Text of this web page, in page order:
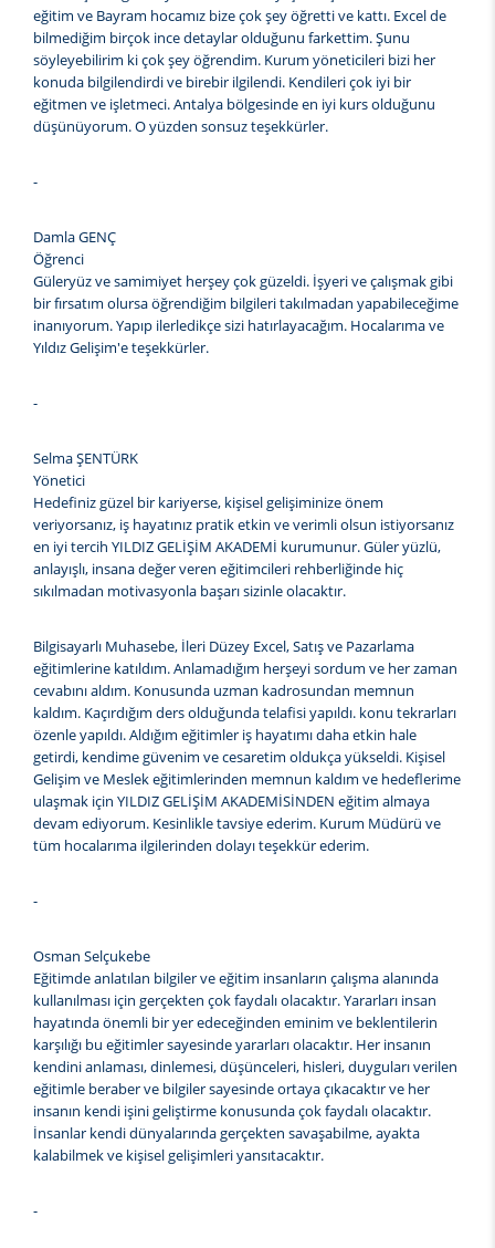
eğitim ve Bayram hocamız bize çok şey öğretti ve kattı. Excel de
bilmediğim birçok ince detaylar olduğunu farkettim. Şunu
söyleyebilirim ki çok şey öğrendim. Kurum yöneticileri bizi her
konuda bilgilendirdi ve birebir ilgilendi. Kendileri çok iyi bir
eğitmen ve işletmeci. Antalya bölgesinde en iyi kurs olduğunu
düşünüyorum. O yüzden sonsuz teşekkürler.
-
Damla GENÇ
Öğrenci
Güleryüz ve samimiyet herşey çok güzeldi. İşyeri ve çalışmak gibi
bir fırsatım olursa öğrendiğim bilgileri takılmadan yapabileceğime
inanıyorum. Yapıp ilerledikçe sizi hatırlayacağım. Hocalarıma ve
Yıldız Gelişim'e teşekkürler.
-
Selma ŞENTÜRK
Yönetici
Hedefiniz güzel bir kariyerse, kişisel gelişiminize önem
veriyorsanız, iş hayatınız pratik etkin ve verimli olsun istiyorsanız
en iyi tercih YILDIZ GELİŞİM AKADEMİ kurumunur. Güler yüzlü,
anlayışlı, insana değer veren eğitimcileri rehberliğinde hiç
sıkılmadan motivasyonla başarı sizinle olacaktır.
Bilgisayarlı Muhasebe, İleri Düzey Excel, Satış ve Pazarlama
eğitimlerine katıldım. Anlamadığım herşeyi sordum ve her zaman
cevabını aldım. Konusunda uzman kadrosundan memnun
kaldım. Kaçırdığım ders olduğunda telafisi yapıldı. konu tekrarları
özenle yapıldı. Aldığım eğitimler iş hayatımı daha etkin hale
getirdi, kendime güvenim ve cesaretim oldukça yükseldi. Kişisel
Gelişim ve Meslek eğitimlerinden memnun kaldım ve hedeflerime
ulaşmak için YILDIZ GELİŞİM AKADEMİSİNDEN eğitim almaya
devam ediyorum. Kesinlikle tavsiye ederim. Kurum Müdürü ve
tüm hocalarıma ilgilerinden dolayı teşekkür ederim.
-
Osman Selçukebe
Eğitimde anlatılan bilgiler ve eğitim insanların çalışma alanında
kullanılması için gerçekten çok faydalı olacaktır. Yararları insan
hayatında önemli bir yer edeceğinden eminim ve beklentilerin
karşılığı bu eğitimler sayesinde yararları olacaktır. Her insanın
kendini anlaması, dinlemesi, düşünceleri, hisleri, duyguları verilen
eğitimle beraber ve bilgiler sayesinde ortaya çıkacaktır ve her
insanın kendi işini geliştirme konusunda çok faydalı olacaktır.
İnsanlar kendi dünyalarında gerçekten savaşabilme, ayakta
kalabilmek ve kişisel gelişimleri yansıtacaktır.
-